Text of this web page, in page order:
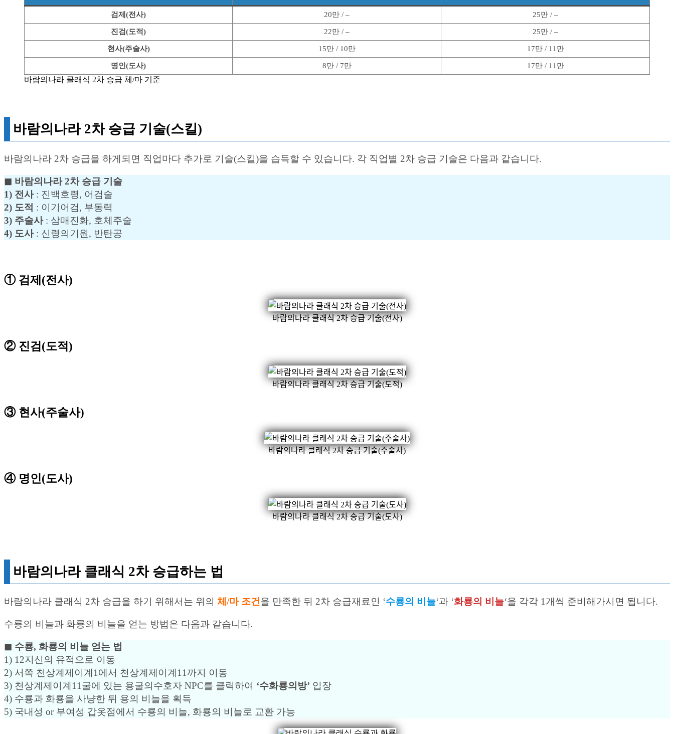
검제(전사) 20만 / – 25만 / –
진검(도적) 22만 / – 25만 / –
현사(주술사) 15만 / 10만 17만 / 11만
명인(도사) 8만 / 7만 17만 / 11만
바람의나라 클래식 2차 승급 체/마 기준
바람의나라 2차 승급 기술(스킬)
바람의나라 2차 승급을 하게되면 직업마다 추가로 기술(스킬)을 습득할 수 있습니다. 각 직업별 2차 승급 기술은 다음과 같습니다.
◼︎ 바람의나라 2차 승급 기술
1) 전사: 진백호령, 어검술
2) 도적 : 이기어검, 부동력
3) 주술사: 삼매진화, 호체주술
4) 도사: 신령의기원, 반탄공
① 검제(전사)
바람의나라 클래식 2차 승급 기술(전사)
② 진검(도적)
바람의나라 클래식 2차 승급 기술(도적)
③ 현사(주술사)
바람의나라 클래식 2차 승급 기술(주술사)
④ 명인(도사)
바람의나라 클래식 2차 승급 기술(도사)
바람의나라 클래식 2차 승급하는 법
바람의나라 클래식 2차 승급을 하기 위해서는 위의 체/마 조건을 만족한 뒤 2차 승급재료인 ‘수룡의 비늘‘과 ‘화룡의 비늘‘을 각각 1개씩 준비해가시면 됩니다.
수룡의 비늘과 화룡의 비늘을 얻는 방법은 다음과 같습니다.
◼︎ 수룡, 화룡의 비늘 얻는 법
1) 12지신의 유적으로 이동
2) 서쪽 천상계제이계1에서 천상계제이계11까지 이동
3) 천상계제이계11굴에 있는 용굴의수호자 NPC를 클릭하여 ‘수화룡의방’ 입장
4) 수룡과 화룡을 사냥한 뒤 용의 비늘을 획득
5) 국내성 or 부여성 갑옷점에서 수룡의 비늘, 화룡의 비늘로 교환 가능